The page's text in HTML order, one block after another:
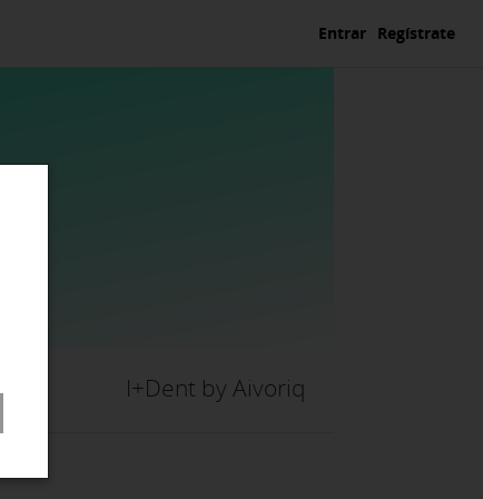
Entrar Regístrate
I+Dent by Aivoriq